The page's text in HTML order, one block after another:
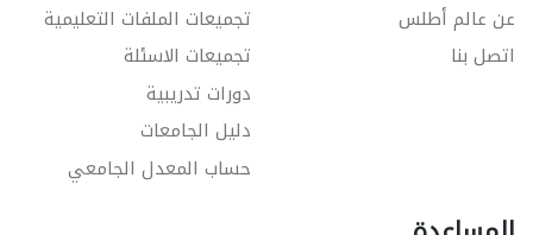
عن عالم أطلس
اتصل بنا
تجميعات الملفات التعليمية
تجميعات الاسئلة
دورات تدريبية
دليل الجامعات
حساب المعدل الجامعي